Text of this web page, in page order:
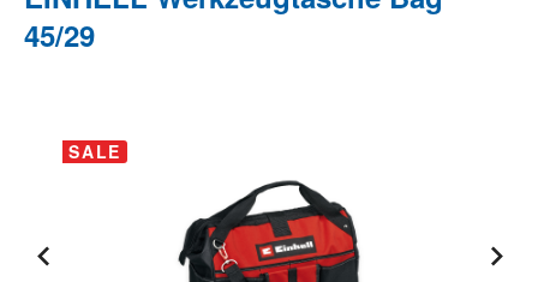
45/29
Bildergalerie überspringen
SALE